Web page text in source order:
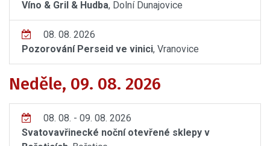
Víno & Gril & Hudba, Dolní Dunajovice
08. 08. 2026
Pozorování Perseid ve vinici, Vranovice
Neděle, 09. 08. 2026
08. 08. - 09. 08. 2026
Svatovavřinecké noční otevřené sklepy v